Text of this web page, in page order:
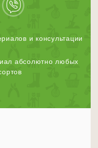
и консультации
абсолютно любых